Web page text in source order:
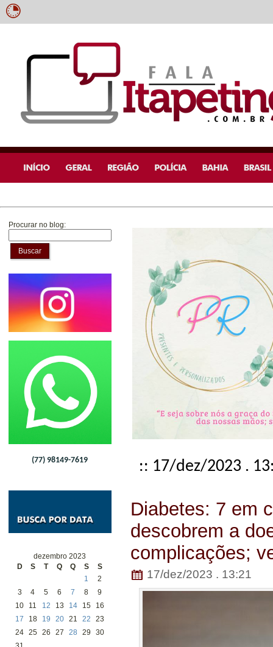
Procurar no blog:
Buscar
(77) 98149-7619
dezembro 2023
D
S T Q Q S S
1
2
3
4 5 6 7 8
9
10
11 12 13 14 15
16
17
18 19 20 21 22
23
24 25 26 27 28 29
30
:: 17/dez/2023 .
Diabetes: 7 em
descobrem a
complicações;
17/dez/2023 . 13:21